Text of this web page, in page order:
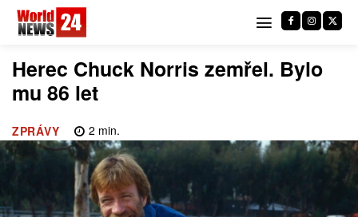
Herec Chuck Norris zemřel. Bylo
mu 86 let
ZPRÁVY 2 min.